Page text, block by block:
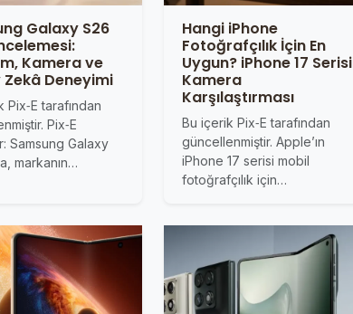
Galaxy S26
Kamera ve
Deneyimi
Pix‑E tarafından
Pix‑E
Samsung Galaxy
markanın…
Hangi iPhone
Fotoğrafçılık İçin En
Uygun? iPhone 17 Serisi
Kamera
Karşılaştırması
Bu içerik Pix‑E tarafından
güncellenmiştir. Apple’ın
iPhone 17 serisi mobil
fotoğrafçılık için…